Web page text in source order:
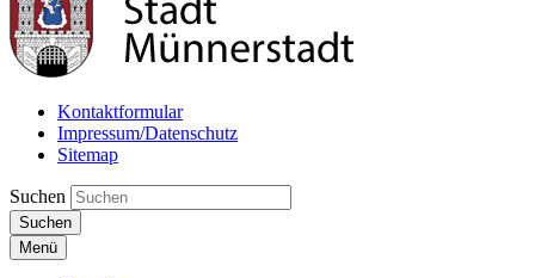
Kontaktformular
Impressum/Datenschutz
Sitemap
Suchen
Suchen
Menü